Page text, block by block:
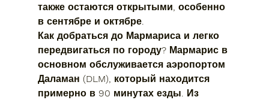
также остаются открытыми, особенно
в сентябре и октябре.
Как добраться до Мармариса и легко
передвигаться по городу? Мармарис в
основном обслуживается аэропортом
Даламан (DLM), который находится
примерно в 90 минутах езды. Из